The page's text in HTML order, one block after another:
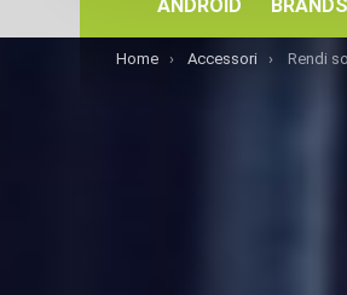
ANDROID BRANDS
You are here:
Home Accessori Rendi